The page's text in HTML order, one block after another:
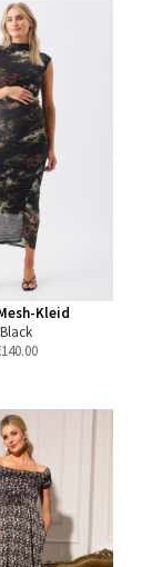
Kleid
Black
140.00